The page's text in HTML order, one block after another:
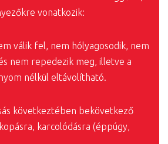
vonatkozik:
válik fel, nem hólyagosodik, nem
nem repedezik meg, illetve a
nélkül eltávolítható.
következtében bekövetkező
karcolódásra (éppúgy,